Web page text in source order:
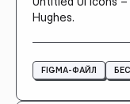
Untitled UI Icons –
Hughes.
FIGMA-ФАЙЛ